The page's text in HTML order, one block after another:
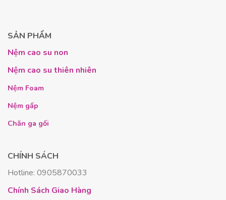
nghiệm của mình, tôi nhận thấy
Lợi thực sự là một khoản đầu tư cho sức khỏe.
Giải pháp cho người bị đau lưng, đau
mỏi, rất có thể chiếc nệm hiện tại không đủ khả năng
nâng đỡ.
Nhờđộ đàn hồi
nhức.
Chiều dày 20cm giúp nâng đỡ cột sống
SẢN PHẨM
Nệm cao su non
Nệm cao su thiên nhiên
Nệm Foam
Nệm gấp
Chăn ga gối
CHÍNH SÁCH
Hotline: 0905870033
Chính Sách Giao Hàng